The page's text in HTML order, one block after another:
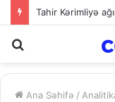
Tahir Kərimliyə
Ana Səhifə /